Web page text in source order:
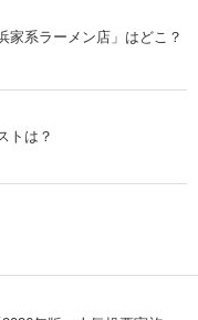
家系ラーメン店」はどこ？
トは？